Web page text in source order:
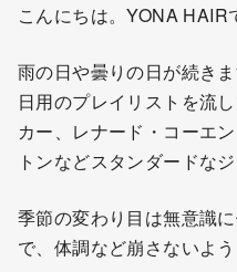
こんにちは。YONA HAIR
雨の日や曇りの日が続き
日用のプレイリストを流
カー、レナード・コーエ
トンなどスタンダードな
季節の変わり目は無意識
で、体調など崩さないよ